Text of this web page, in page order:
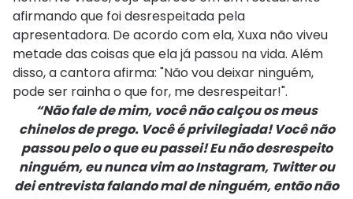
afirmando que foi desrespeitada pela
apresentadora. De acordo com ela, Xuxa não viveu
metade das coisas que ela já passou na vida. Além
disso, a cantora afirma: "Não vou deixar ninguém,
pode ser rainha o que for, me desrespeitar!".
“Não fale de mim, você não calçou os meus
chinelos de prego. Você é privilegiada! Você não
passou pelo o que eu passei! Eu não desrespeito
ninguém, eu nunca vim ao Instagram, Twitter ou
dei entrevista falando mal de ninguém, então não